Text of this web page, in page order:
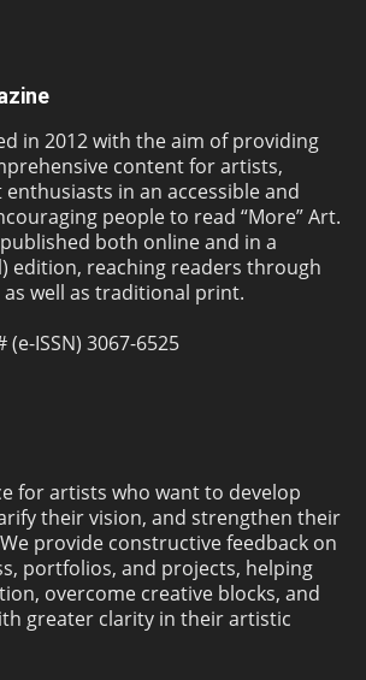
in 2012 with the aim of providing
content for artists,
in an accessible and
people to read “More” Art.
both online and in a
edition, reaching readers through
well as traditional print.
ISSN) 3067-6525
for artists who want to develop
their vision, and strengthen their
provide constructive feedback on
portfolios, and projects, helping
overcome creative blocks, and
greater clarity in their artistic